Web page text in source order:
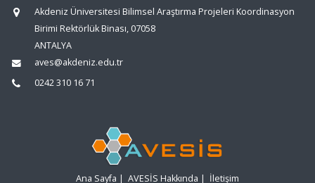
Akdeniz Üniversitesi Bilimsel Araştırma Projeleri Koordinasyon
Birimi Rektörlük Binası, 07058
ANTALYA
aves@akdeniz.edu.tr
0242 310 16 71
Ana Sayfa | AVESİS Hakkında | İletişim